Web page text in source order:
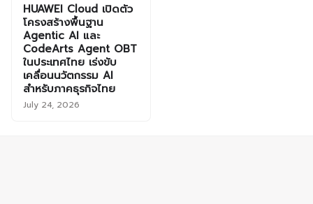
HUAWEI Cloud เปิดตัว
โครงสร้างพื้นฐาน
Agentic AI และ
CodeArts Agent OBT
ในประเทศไทย เร่งขับ
เคลื่อนนวัตกรรม AI
สำหรับภาคธุรกิจไทย
July 24, 2026